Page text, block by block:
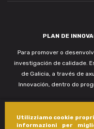
Utilizziamo cookie
informazioni per
PLAN DE
Para promover o
investigación de calidade.
de Galicia, a través de
Innovación, dentro do